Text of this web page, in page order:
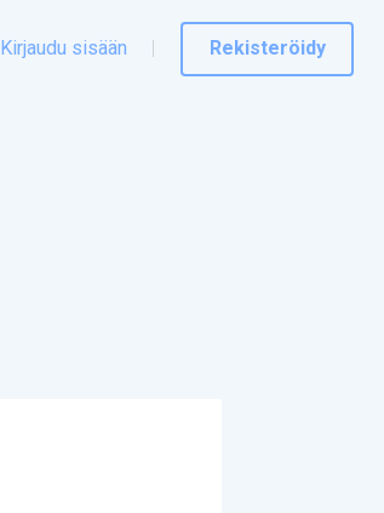
Kirjaudu sisään Rekisteröidy